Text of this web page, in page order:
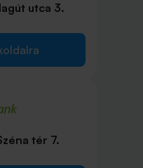
utca 3.
tér 7.